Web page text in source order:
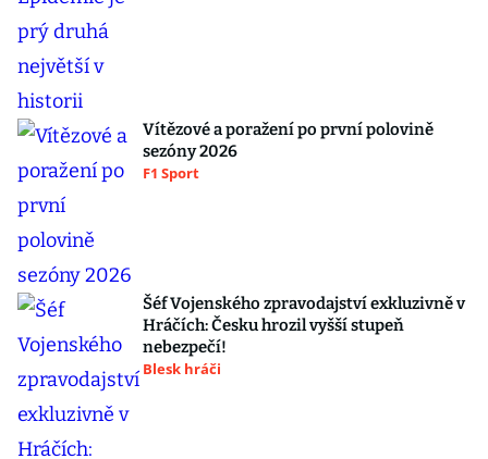
Vítězové a poražení po první polovině
sezóny 2026
F1 Sport
Šéf Vojenského zpravodajství exkluzivně v
Hráčích: Česku hrozil vyšší stupeň
nebezpečí!
Blesk hráči